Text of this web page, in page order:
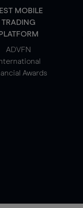
MOBILE
TRADING
PLATFORM
ADVFN
Awards